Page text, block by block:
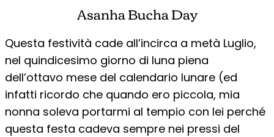
Asanha Bucha Day
Questa festività cade all’incirca a metà Luglio,
nel quindicesimo giorno di luna piena
dell’ottavo mese del calendario lunare (ed
infatti ricordo che quando ero piccola, mia
nonna soleva portarmi al tempio con lei perché
questa festa cadeva sempre nei pressi del